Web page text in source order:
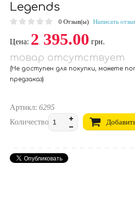
Legends
0 Отзыв(ы) Написать
Цена: 2 395.00 грн.
товар отсутствует
(Не доступен для покупки, можете
предзаказ)
Артикл: 6295
Количество: